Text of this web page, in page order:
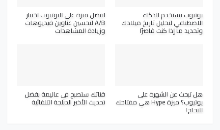
يوتيوب يستخدم الذكاء
الاصطناعي لتحليل تاريخ ميلادك
وتحديد ما إذا كنت قاصرًا
افضل ميزة على اليوتيوب اختبار
A/B لتحسين عناوين فيديوهات
وزيادة المشاهدات
هل تبحث عن الشهرة على
يوتيوب؟ ميزة Hype هي مفتاحك
للنجاح!
قناتك ستصبح في عاليمة بفضل
تحديث الأخير الدبلجة التلقائية